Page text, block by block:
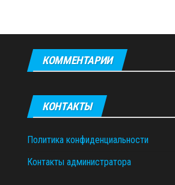
КОММЕНТАРИИ
КОНТАКТЫ
Политика конфиденциальности
Контакты администратора